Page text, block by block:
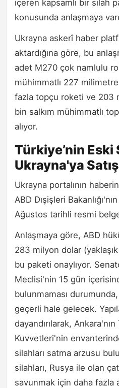
içeren kapsamlı bir silah
konusunda anlaşmaya
Ukrayna askerî haber
aktardığına göre, bu
adet M270 çok namlulu
mühimmatlı 227
fazla topçu roketi ve 203
bin salkım mühimmatlı
alıyor.
Türkiye’nin Eski
Ukrayna'ya
Ukrayna portalının
ABD Dışişleri
Ağustos tarihli resmi
Anlaşmaya göre, ABD
283 milyon dolar
bu paketi onaylıyor.
Meclisi'nin 15 gün
bulunmaması
geçerli hale gelecek.
dayandırılarak, Ankara'nın
Kuvvetleri'nin
silahları satma arzusu
silahları, Rusya ile olan
savunmak için daha